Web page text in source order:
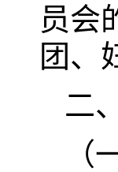
员会
团、
二
（